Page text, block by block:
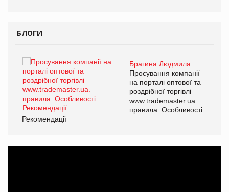
БЛОГИ
Брагина Людмила
Просування компанії
на порталі оптової та
роздрібної торгівлі
www.trademaster.ua.
правила. Особливості.
Рекомендації